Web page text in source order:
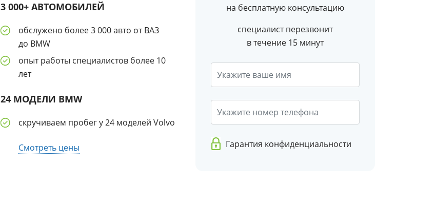
3 000+ АВТОМОБИЛЕЙ
обслужено более 3 000 авто от ВАЗ
до BMW
опыт работы специалистов более 10
лет
24 МОДЕЛИ BMW
скручиваем пробег у 24 моделей Volvo
Смотреть цены
на бесплатную консультацию
cпециалист перезвонит
в течение 15 минут
Гарантия конфиденциальности